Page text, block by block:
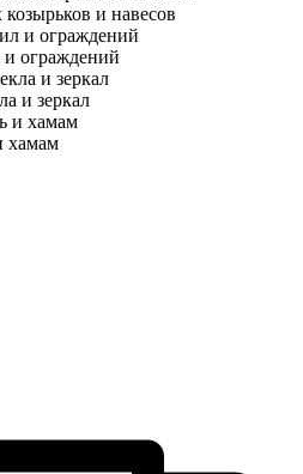
и навесов
ограждений
и зеркал
хамам